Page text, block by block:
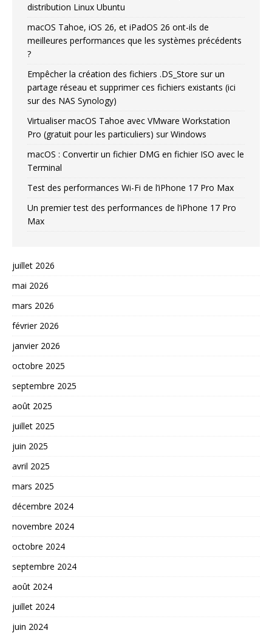
distribution Linux Ubuntu
macOS Tahoe, iOS 26, et iPadOS 26 ont-ils de
meilleures performances que les systèmes précédents
?
Empêcher la création des fichiers .DS_Store sur un
partage réseau et supprimer ces fichiers existants (ici
sur des NAS Synology)
Virtualiser macOS Tahoe avec VMware Workstation
Pro (gratuit pour les particuliers) sur Windows
macOS : Convertir un fichier DMG en fichier ISO avec le
Terminal
Test des performances Wi-Fi de l’iPhone 17 Pro Max
Un premier test des performances de l’iPhone 17 Pro
Max
juillet 2026
mai 2026
mars 2026
février 2026
janvier 2026
octobre 2025
septembre 2025
août 2025
juillet 2025
juin 2025
avril 2025
mars 2025
décembre 2024
novembre 2024
octobre 2024
septembre 2024
août 2024
juillet 2024
juin 2024